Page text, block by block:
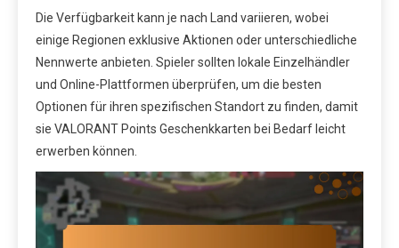
Die Verfügbarkeit kann je nach Land variieren, wobei
einige Regionen exklusive Aktionen oder unterschiedliche
Nennwerte anbieten. Spieler sollten lokale Einzelhändler
und Online-Plattformen überprüfen, um die besten
Optionen für ihren spezifischen Standort zu finden, damit
sie VALORANT Points Geschenkkarten bei Bedarf leicht
erwerben können.